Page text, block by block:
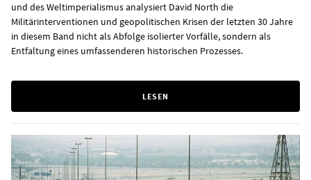
und des Weltimperialismus analysiert David North die
Militärinterventionen und geopolitischen Krisen der letzten 30 Jahre
in diesem Band nicht als Abfolge isolierter Vorfälle, sondern als
Entfaltung eines umfassenderen historischen Prozesses.
LESEN